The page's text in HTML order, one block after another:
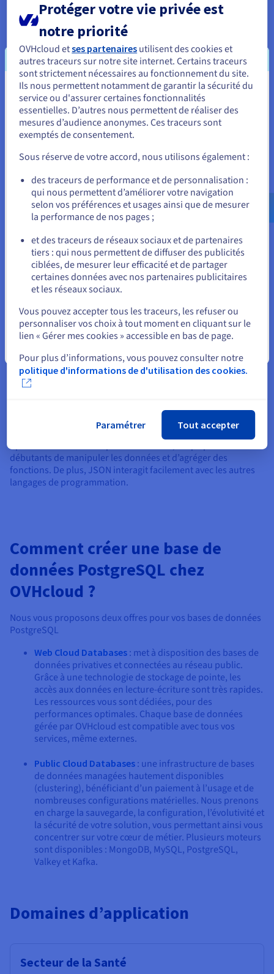
Support et accompagnement
Ce logiciel étant open source, il bénéficie d’un large support
de sa communauté. De plus, de nombreux partenaires
OVHcloud peuvent vous proposer un accompagnement sur
mesure.
Applications big data
un allié de taille pour le big data. PostgreSQL a été conçu pour
gérer des bases de données importantes avec un très grand
nombre de connexions actives simultanées. Il est par exemple
utilisé par Afilias pour gérer le système mondial
d’enregistrement des noms de domaine en .org.
Format JSON
version 9.2. Il facilite l’échange de données entre les serveurs
et les applications web. Cette notation d’objet JavaScript est
appréciée pour sa facilité d’utilisation. En effet, la syntaxe des
opérations reste lisible pour un humain, ce qui permet aux
débutants de manipuler les données et d’agréger des
fonctions. De plus, JSON interagit facilement avec les autres
langages de programmation.
Comment créer une base de
données PostgreSQL chez
OVHcloud ?
Nous vous proposons deux offres pour vos bases de données
PostgreSQL
Web Cloud Databases : met à disposition des bases de
données privatives et connectées au réseau public.
Grâce à une technologie de stockage de pointe, les
accès aux données en lecture-écriture sont très rapides.
Les ressources vous sont dédiées, pour des
performances optimales. Chaque base de données
gérée par OVHcloud est compatible avec tous vos
services, même externes.
Public Cloud Databases : une infrastructure de bases
de données managées hautement disponibles
(clustering), bénéficiant d’un paiement à l’usage et de
nombreuses configurations matérielles. Nous prenons
en charge la sauvegarde, la configuration, l’évolutivité et
la sécurité de votre solution, vous permettant ainsi vous
concentrer sur votre cœur de métier. Plusieurs moteurs
sont disponibles : MongoDB, MySQL, PostgreSQL,
Valkey et Kafka.
Domaines d’application
Secteur de la Santé
Vous semblez être localisé en États-
Unis.
Pour commander, rendez-vous sur le site de votre pays (États-
Allez sur le site États-Unis
us.ovhcloud.com/learn Anglais USD - $
ou
Rester sur le site actuel
Sélectionner un autre site web
Protéger votre vie privée est
notre priorité
OVHcloud etses partenaires utilisent des cookies et
autres traceurs sur notre site internet. Certains traceurs
sont strictement nécessaires au fonctionnement du site.
Ils nous permettent notamment de garantir la sécurité du
service ou d'assurer certaines fonctionnalités
essentielles. D’autres nous permettent de réaliser des
mesures d’audience anonymes. Ces traceurs sont
exemptés de consentement.
Sous réserve de votre accord, nous utilisons également :
des traceurs de performance et de personnalisation :
qui nous permettent d’améliorer votre navigation
selon vos préférences et usages ainsi que de mesurer
la performance de nos pages ;
et des traceurs de réseaux sociaux et de partenaires
tiers : qui nous permettent de diffuser des publicités
ciblées, de mesurer leur efficacité et de partager
certaines données avec nos partenaires publicitaires
et les réseaux sociaux.
Vous pouvez accepter tous les traceurs, les refuser ou
personnaliser vos choix à tout moment en cliquant sur le
lien « Gérer mes cookies » accessible en bas de page.
Pour plus d’informations, vous pouvez consulter notre
politique d'informations de d'utilisation des cookies.
Paramétrer Tout accepter